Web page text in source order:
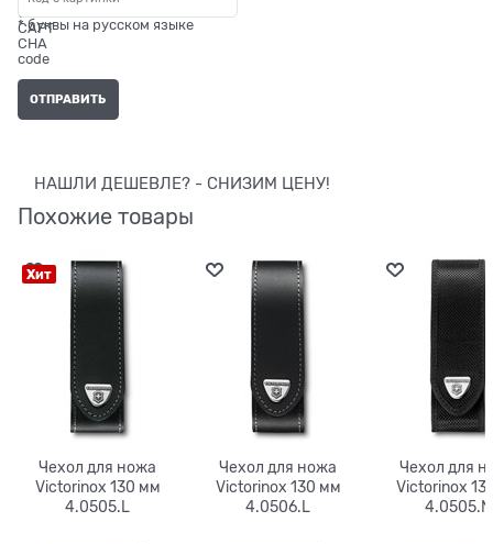
* буквы на русском языке
НАШЛИ ДЕШЕВЛЕ? - СНИЗИМ ЦЕНУ!
Похожие товары
Хит
Чехол для ножа
Victorinox 130 мм
4.0505.L
Чехол для ножа
Victorinox 130 мм
4.0506.L
Чехол для
Victorinox 130 мм
4.0505.N